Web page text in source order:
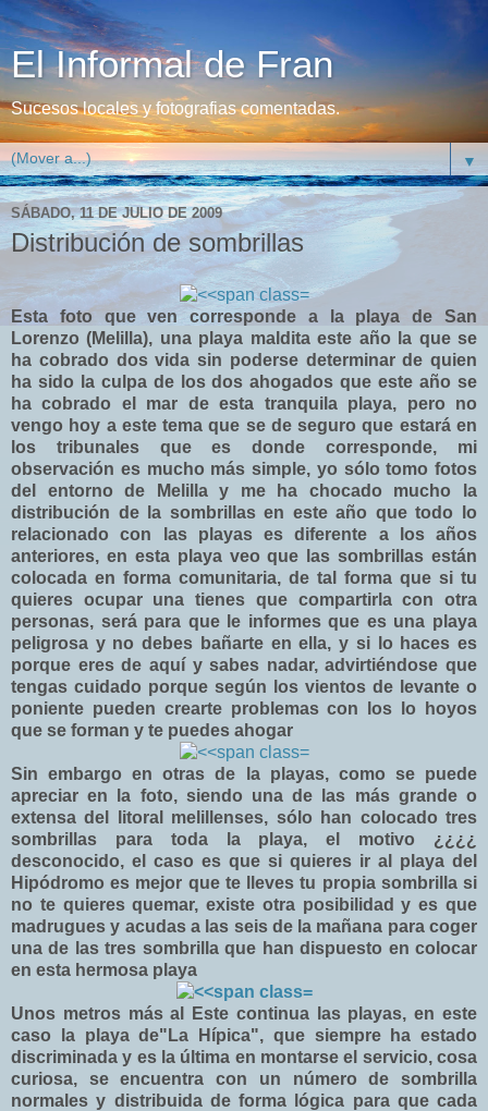
El Informal de Fran
Sucesos locales y fotografias comentadas.
▼
SÁBADO, 11 DE JULIO DE 2009
Distribución de sombrillas
Esta foto que ven corresponde a la playa de San
Lorenzo (Melilla), una playa maldita este año la que se
ha cobrado dos vida sin poderse determinar de quien
ha sido la culpa de los dos ahogados que este año se
ha cobrado el mar de esta tranquila playa, pero no
vengo hoy a este tema que se de seguro que estará en
los tribunales que es donde corresponde, mi
observación es mucho más simple, yo sólo tomo fotos
del entorno de Melilla y me ha chocado mucho la
distribución de la sombrillas en este año que todo lo
relacionado con las playas es diferente a los años
anteriores, en esta playa veo que las sombrillas están
colocada en forma comunitaria, de tal forma que si tu
quieres ocupar una tienes que compartirla con otra
personas, será para que le informes que es una playa
peligrosa y no debes bañarte en ella, y si lo haces es
porque eres de aquí y sabes nadar, advirtiéndose que
tengas cuidado porque según los vientos de levante o
poniente pueden crearte problemas con los lo hoyos
que se forman y te puedes ahogar
Sin embargo en otras de la playas, como se puede
apreciar en la foto, siendo una de las más grande o
extensa del litoral melillenses, sólo han colocado tres
sombrillas para toda la playa, el motivo ¿¿¿¿
desconocido, el caso es que si quieres ir al playa del
Hipódromo es mejor que te lleves tu propia sombrilla si
no te quieres quemar, existe otra posibilidad y es que
madrugues y acudas a las seis de la mañana para coger
una de las tres sombrilla que han dispuesto en colocar
en esta hermosa playa
Unos metros más al Este continua las playas, en este
caso la playa de"La Hípica", que siempre ha estado
discriminada y es la última en montarse el servicio, cosa
curiosa, se encuentra con un número de sombrilla
normales y distribuida de forma lógica para que cada